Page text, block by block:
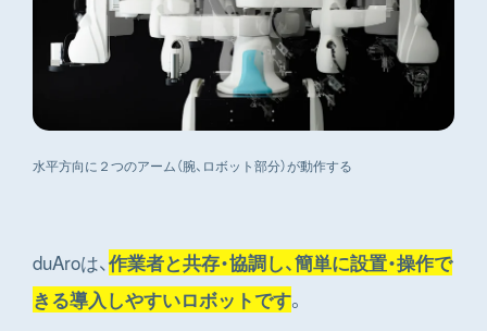
水平方向に２つのアーム（腕、ロボット部分）が動作する
duAroは、作業者と共存・協調し、簡単に設置・操作で
きる導入しやすいロボットです。